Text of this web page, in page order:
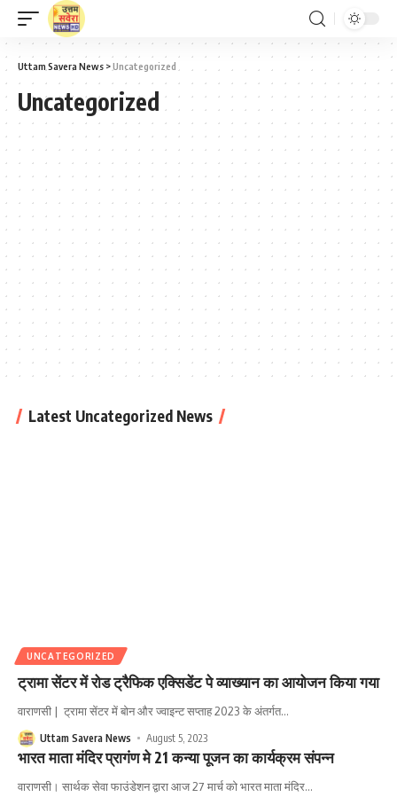
Uttam Savera News >Uncategorized
Uncategorized
Latest Uncategorized News
UNCATEGORIZED
ट्रामा सेंटर में रोड ट्रैफिक एक्सिडेंट पे व्याख्यान का आयोजन किया गया
वाराणसी | ट्रामा सेंटर में बोन और ज्वाइन्ट सप्ताह 2023 के अंतर्गत…
Uttam Savera News August 5, 2023
भारत माता मंदिर प्रागंण मे 21 कन्या पूजन का कार्यक्रम संपन्न
वाराणसी। सार्थक सेवा फाउंडेशन द्वारा आज 27 मार्च को भारत माता मंदिर…